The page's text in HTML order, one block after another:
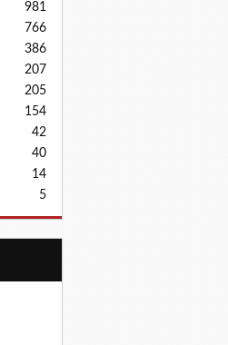
981
766
386
207
205
154
42
40
14
5